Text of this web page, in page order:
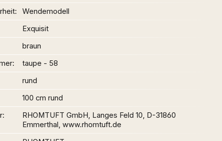
Wendemodell
Exquisit
braun
taupe - 58
rund
100 cm rund
RHOMTUFT GmbH, Langes Feld 10, D-31860
Emmerthal, www.rhomtuft.de